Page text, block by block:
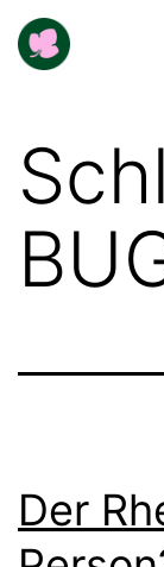
Zum
Inhalt
Buga-
Der